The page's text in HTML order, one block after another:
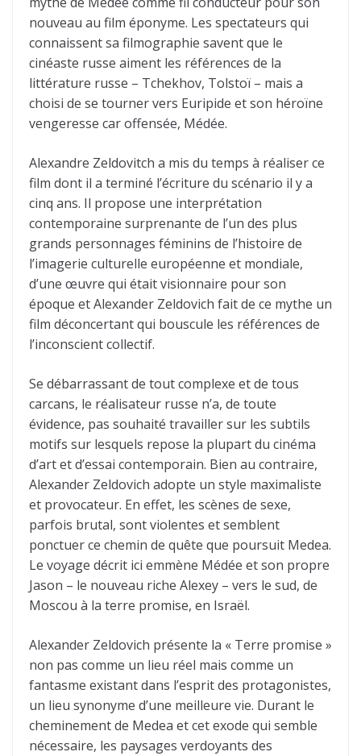
nouveau au film éponyme. Les spectateurs qui
connaissent sa filmographie savent que le
cinéaste russe aiment les références de la
littérature russe – Tchekhov, Tolstoï – mais a
choisi de se tourner vers Euripide et son héroïne
vengeresse car offensée, Médée.
Alexandre Zeldovitch a mis du temps à réaliser ce
film dont il a terminé l’écriture du scénario il y a
cinq ans. Il propose une interprétation
contemporaine surprenante de l’un des plus
grands personnages féminins de l’histoire de
l’imagerie culturelle européenne et mondiale,
d’une œuvre qui était visionnaire pour son
époque et Alexander Zeldovich fait de ce mythe un
film déconcertant qui bouscule les références de
l’inconscient collectif.
Se débarrassant de tout complexe et de tous
carcans, le réalisateur russe n’a, de toute
évidence, pas souhaité travailler sur les subtils
motifs sur lesquels repose la plupart du cinéma
d’art et d’essai contemporain. Bien au contraire,
Alexander Zeldovich adopte un style maximaliste
et provocateur. En effet, les scènes de sexe,
parfois brutal, sont violentes et semblent
ponctuer ce chemin de quête que poursuit Medea.
Le voyage décrit ici emmène Médée et son propre
Jason – le nouveau riche Alexey – vers le sud, de
Moscou à la terre promise, en Israël.
Alexander Zeldovich présente la « Terre promise »
non pas comme un lieu réel mais comme un
fantasme existant dans l’esprit des protagonistes,
un lieu synonyme d’une meilleure vie. Durant le
cheminement de Medea et cet exode qui semble
nécessaire, les paysages verdoyants des